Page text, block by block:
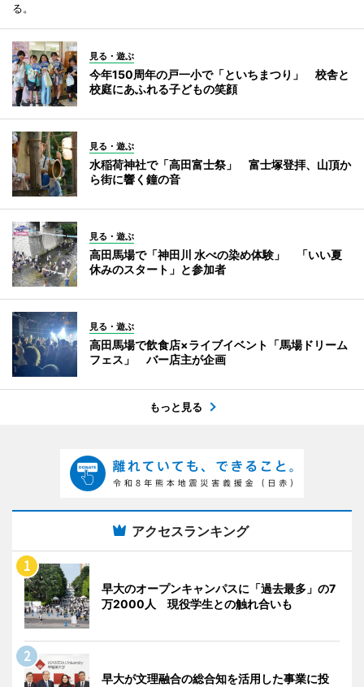
る。
見る・遊ぶ
今年150周年の戸一小で「といちまつり」 校舎と
校庭にあふれる子どもの笑顔
見る・遊ぶ
水稲荷神社で「高田富士祭」 富士塚登拝、山頂か
ら街に響く鐘の音
見る・遊ぶ
高田馬場で「神田川 水べの染め体験」 「いい夏
休みのスタート」と参加者
見る・遊ぶ
高田馬場で飲食店×ライブイベント「馬場ドリーム
フェス」 バー店主が企画
もっと見る
アクセスランキング
早大のオープンキャンパスに「過去最多」の7
万2000人 現役学生との触れ合いも
早大が文理融合の総合知を活用した事業に投